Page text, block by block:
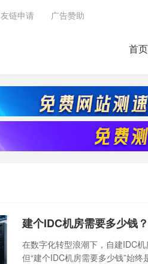
友链申请 广告赞助
首页
建个IDC机房需要多少钱？
在数字化转型浪潮下，自建IDC
但“建个IDC机房需要多少钱”始